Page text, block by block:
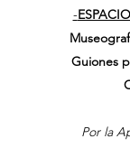
-
Guiones
Por la